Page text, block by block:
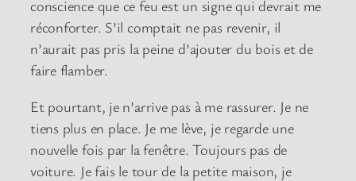
conscience que ce feu est un signe qui devrait me
réconforter. S’il comptait ne pas revenir, il
n’aurait pas pris la peine d’ajouter du bois et de
faire flamber.
Et pourtant, je n’arrive pas à me rassurer. Je ne
tiens plus en place. Je me lève, je regarde une
nouvelle fois par la fenêtre. Toujours pas de
voiture. Je fais le tour de la petite maison, je